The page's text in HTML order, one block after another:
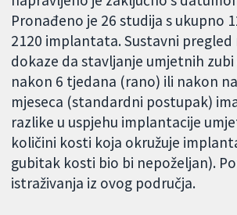
Pronađeno je 26 studija s ukupno
2120 implantata. Sustavni pregled
dokaze da stavljanje umjetnih
nakon 6 tjedana (rano) ili nakon
mjeseca (standardni postupak)
razlike u uspjehu implantacije
količini kosti koja okružuje
gubitak kosti bio bi nepoželjan).
istraživanja iz ovog područja.